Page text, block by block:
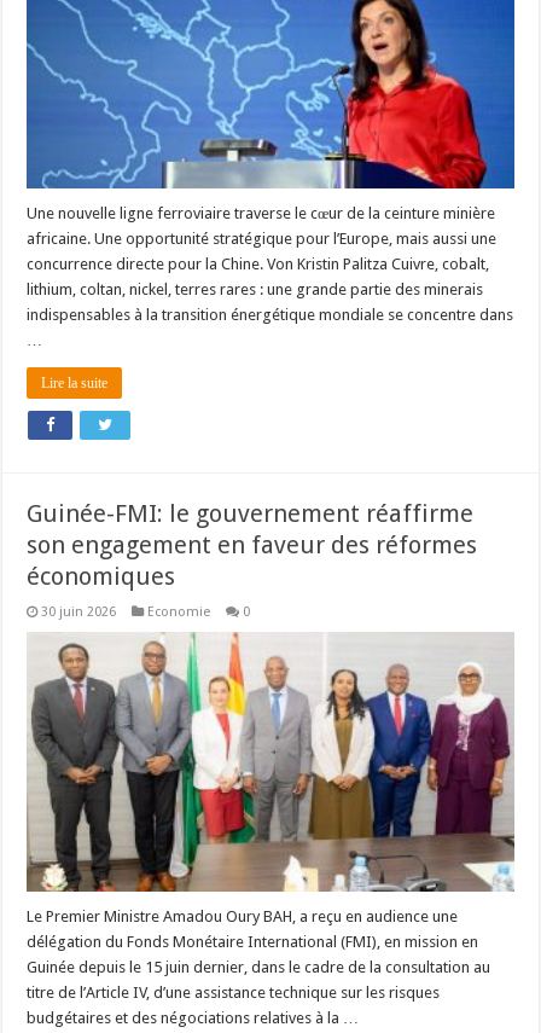
Une nouvelle ligne ferroviaire traverse le cœur de la ceinture minière
africaine. Une opportunité stratégique pour l’Europe, mais aussi une
concurrence directe pour la Chine. Von Kristin Palitza Cuivre, cobalt,
lithium, coltan, nickel, terres rares : une grande partie des minerais
indispensables à la transition énergétique mondiale se concentre dans
Lire la suite
Guinée-FMI: le gouvernement réaffirme
son engagement en faveur des réformes
économiques
30 juin 2026 Economie 0
Le Premier Ministre Amadou Oury BAH, a reçu en audience une
délégation du Fonds Monétaire International (FMI), en mission en
Guinée depuis le 15 juin dernier, dans le cadre de la consultation au
titre de l’Article IV, d’une assistance technique sur les risques
budgétaires et des négociations relatives à la …